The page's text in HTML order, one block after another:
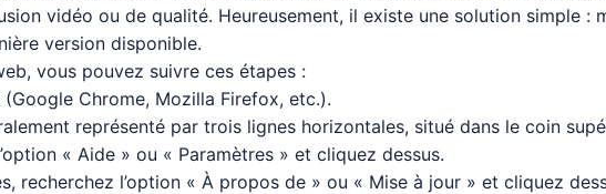
vidéo ou de qualité. Heureusement, il existe une solution simple
version disponible.
vous pouvez suivre ces étapes :
Chrome, Mozilla Firefox, etc.).
représenté par trois lignes horizontales, situé dans le coin
« Aide » ou « Paramètres » et cliquez dessus.
recherchez l’option « À propos de » ou « Mise à jour » et cliquez